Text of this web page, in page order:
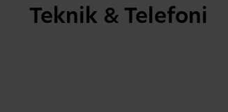
Teknik & Telefoni